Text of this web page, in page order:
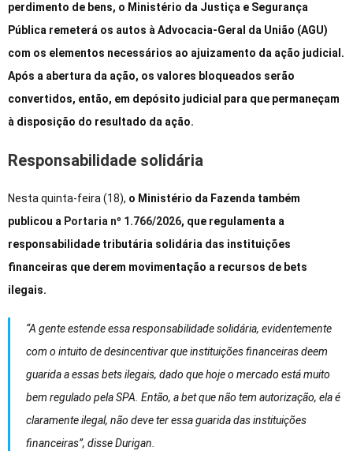
perdimento de bens, o Ministério da Justiça e Segurança
Pública remeterá os autos à Advocacia-Geral da União (AGU)
com os elementos necessários ao ajuizamento da ação judicial.
Após a abertura da ação, os valores bloqueados serão
convertidos, então, em depósito judicial para que permaneçam
à disposição do resultado da ação.
Responsabilidade solidária
Nesta quinta-feira (18), o Ministério da Fazenda também
publicou a Portaria nº 1.766/2026, que regulamenta a
responsabilidade tributária solidária das instituições
financeiras que derem movimentação a recursos de bets
ilegais.
“A gente estende essa responsabilidade solidária, evidentemente
com o intuito de desincentivar que instituições financeiras deem
guarida a essas bets ilegais, dado que hoje o mercado está muito
bem regulado pela SPA. Então, a bet que não tem autorização, ela é
claramente ilegal, não deve ter essa guarida das instituições
financeiras”, disse Durigan.